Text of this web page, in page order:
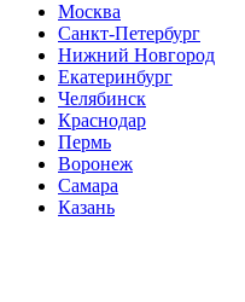
Москва
Санкт-Петербург
Нижний Новгород
Екатеринбург
Челябинск
Краснодар
Пермь
Воронеж
Самара
Казань